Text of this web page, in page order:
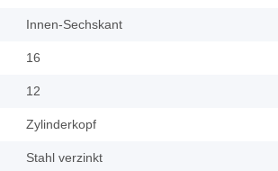
Innen-Sechskant
16
12
Zylinderkopf
Stahl verzinkt